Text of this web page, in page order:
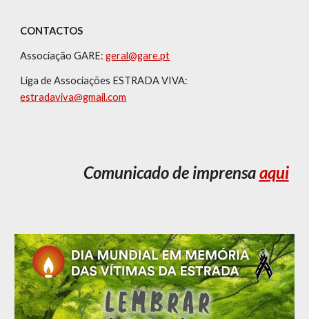
CONTACTOS
Associação GARE:geral@gare.pt
Liga de Associações ESTRADA VIVA:
estradaviva@gmail.com
Comunicado de imprensaaqui